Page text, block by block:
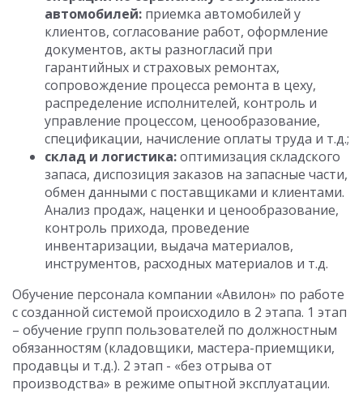
автомобилей: приемка автомобилей у
клиентов, согласование работ, оформление
документов, акты разногласий при
гарантийных и страховых ремонтах,
сопровождение процесса ремонта в цеху,
распределение исполнителей, контроль и
управление процессом, ценообразование,
спецификации, начисление оплаты труда и т.д.;
склад и логистика:оптимизация складского
запаса, диспозиция заказов на запасные части,
обмен данными с поставщиками и клиентами.
Анализ продаж, наценки и ценообразование,
контроль прихода, проведение
инвентаризации, выдача материалов,
инструментов, расходных материалов и т.д.
Обучение персонала компании «Авилон» по работе
с созданной системой происходило в 2 этапа. 1 этап
– обучение групп пользователей по должностным
обязанностям (кладовщики, мастера-приемщики,
продавцы и т.д.). 2 этап - «без отрыва от
производства» в режиме опытной эксплуатации.